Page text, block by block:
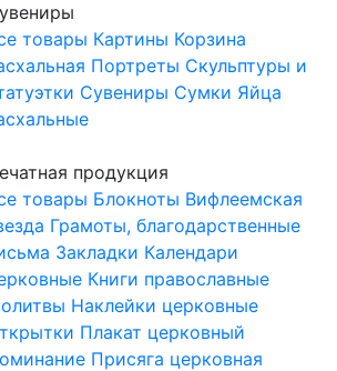
товары Картины Корзина
Портреты Скульптуры и
Сувениры Сумки Яйца
продукция
товары Блокноты Вифлеемская
Грамоты, благодарственные
Закладки Календари
Книги православные
Наклейки церковные
Плакат церковный
Присяга церковная